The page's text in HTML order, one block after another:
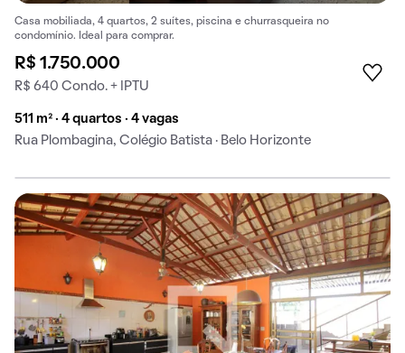
Casa mobiliada, 4 quartos, 2 suítes, piscina e churrasqueira no
condomínio. Ideal para comprar.
R$ 1.750.000
R$ 640 Condo. + IPTU
511 m² · 4 quartos · 4 vagas
Rua Plombagina, Colégio Batista · Belo Horizonte